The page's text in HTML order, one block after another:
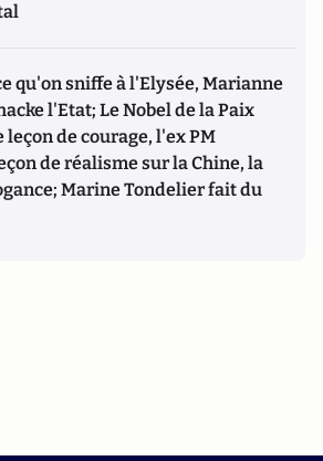
qu'on sniffe à l'Elysée, Marianne
l'Etat; Le Nobel de la Paix
leçon de courage, l'ex PM
de réalisme sur la Chine, la
Marine Tondelier fait du